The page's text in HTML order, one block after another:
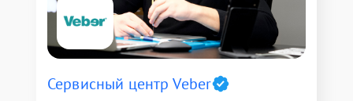
Сервисный центр Veber